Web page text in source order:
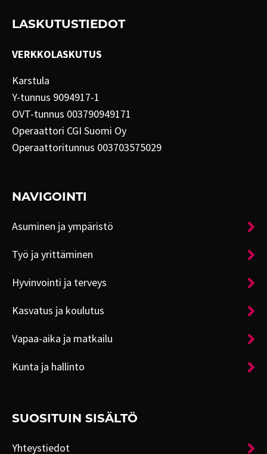
LASKUTUSTIEDOT
VERKKOLASKUTUS
Karstula
Y-tunnus 9094917-1
OVT-tunnus 003790949171
Operaattori CGI Suomi Oy
Operaattoritunnus 003703575029
NAVIGOINTI
Asuminen ja ympäristö
Työ ja yrittäminen
Hyvinvointi ja terveys
Kasvatus ja koulutus
Vapaa-aika ja matkailu
Kunta ja hallinto
SUOSITUIN SISÄLTÖ
Yhteystiedot